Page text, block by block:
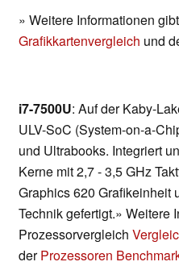
» Weitere Informationen
Grafikkartenvergleich und
i7-7500U: Auf der Kaby-
ULV-SoC (System-on-a-
und Ultrabooks. Integriert
Kerne mit 2,7 - 3,5 GHz
Graphics 620 Grafikeinheit
Technik gefertigt.» Weitere
Prozessorvergleich
derProzessoren